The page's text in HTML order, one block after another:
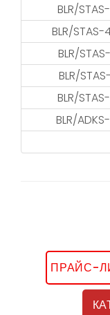
BLR/
BLR/STAS-
BLR/
BLR/
BLR/
BLR/
ПРАЙС-